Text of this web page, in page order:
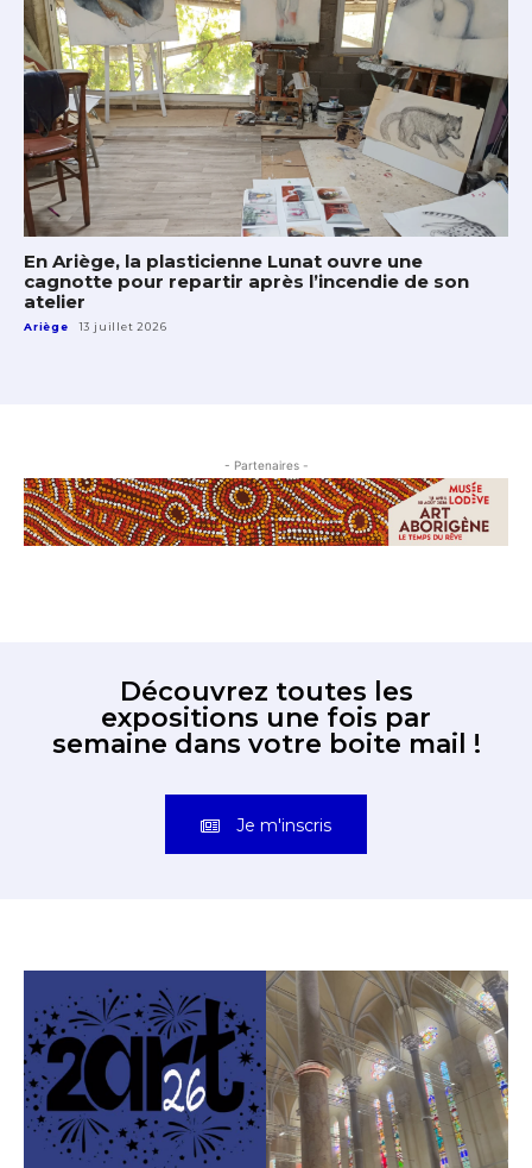
En Ariège, la plasticienne Lunat ouvre une
cagnotte pour repartir après l’incendie de son
atelier
Ariège 13 juillet 2026
- Partenaires -
Découvrez toutes les
expositions une fois par
semaine dans votre boite mail !
Je m'inscris